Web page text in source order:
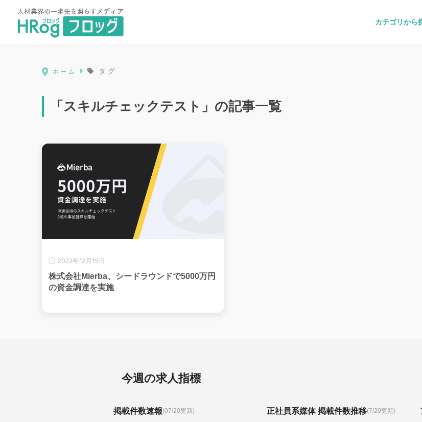
カテゴリから
HRog | 人材業界の一歩先を照らすメディア
ホーム タグ
「スキルチェックテスト」の記事一覧
2022年12月15日
株式会社Mierba、シードラウンドで5000万円
の資金調達を実施
今週の求人指標
掲載件数速報(07/20更新) 正社員系媒体 掲載件数推移(7/20更新)